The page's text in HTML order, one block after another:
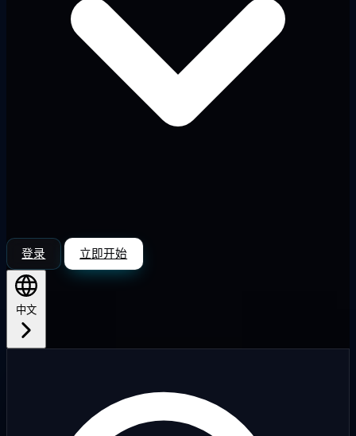
登录 立即开始
中文